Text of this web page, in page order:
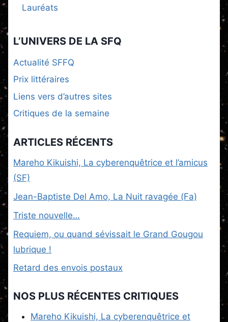
Lauréats
L’UNIVERS DE LA SFQ
Actualité SFFQ
Prix littéraires
Liens vers d’autres sites
Critiques de la semaine
ARTICLES RÉCENTS
Mareho Kikuishi, La cyberenquêtrice et l’amicus
(SF)
Jean-Baptiste Del Amo, La Nuit ravagée (Fa)
Triste nouvelle…
Requiem, ou quand sévissait le Grand Gougou
lubrique !
Retard des envois postaux
NOS PLUS RÉCENTES CRITIQUES
Mareho Kikuishi, La cyberenquêtrice et